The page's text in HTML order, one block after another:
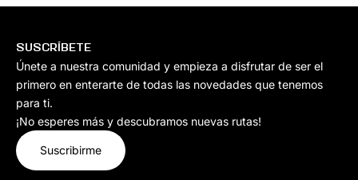
SUSCRÍBETE
Únete a nuestra comunidad y empieza a disfrutar de ser el
primero en enterarte de todas las novedades que tenemos
para ti.
¡No esperes más y descubramos nuevas rutas!
Suscribirme